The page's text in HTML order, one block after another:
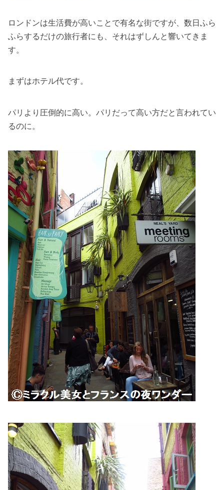
ロンドンは生活費が高いことで有名な街ですが、数日ふら
ふらするだけの旅行者にも、それはずしんと響いてきま
す。
まずはホテル代です。
パリより圧倒的に高い。パリだって高い方だと言われてい
るのに。